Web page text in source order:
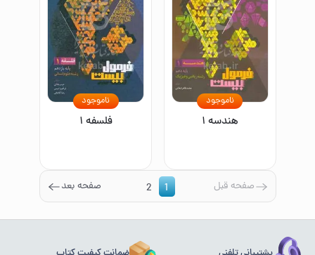
هندسه ۱
ناموجود
فلسفه ۱
ناموجود
صفحه قبل 1
2 صفحه بعد